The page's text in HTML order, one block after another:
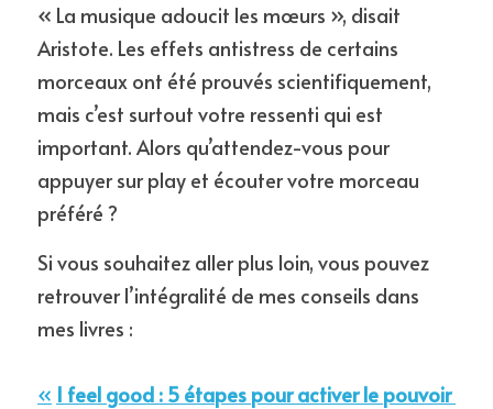
« La musique adoucit les mœurs », disait
Aristote. Les effets antistress de certains
morceaux ont été prouvés scientifiquement,
mais c’est surtout votre ressenti qui est
important. Alors qu’attendez-vous pour
appuyer sur play et écouter votre morceau
préféré ?
Si vous souhaitez aller plus loin, vous pouvez
retrouver l’intégralité de mes conseils dans
mes livres :
« I feel good : 5 étapes pour activer le pouvoir